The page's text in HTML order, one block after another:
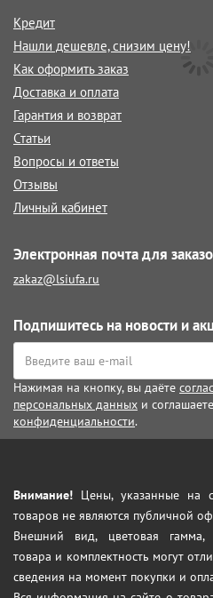
Кредит
Нашли дешевле, снизим цену!
Как оформить заказ
Доставка и оплата
Гарантия и возврат
Статьи
Вопросы и ответы
Отзывы
Личный кабинет
Электронная почта для
zakaz@lsiufa.ru
Подпишитесь на новости и
Нажимая на кнопку, вы даёте
персональных данных и
конфиденциальности.
Внимание! Цены, указанные на
товаров не являются публичной
Внешний вид, цветовая гамма,
товара и комплектность могут
сведения на момент покупки и